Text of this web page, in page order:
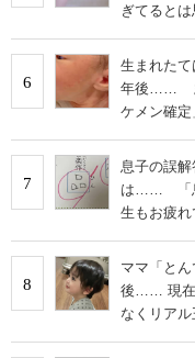
ぎてるとは
6
生まれた
年後…… ま
ケメン確定
7
息子の誤
は…… 「息
生もお疲れ
8
ママ「と
後…… 現在
なくリアル